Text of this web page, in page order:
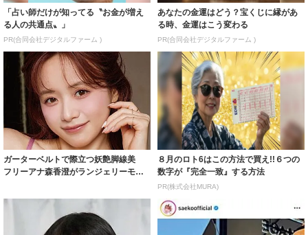
「占い師だけが知ってる〝お金が増え
る人の共通点〟」
PR(合同会社デジタルファーム )
あなたの金運はどう？宝くじに縁があ
る時、金運はこう変わる
PR(合同会社デジタルファーム )
ガーターベルトで際立つ妖艶脚線美
フリーアナ森香澄がランジェリーモデ
８月のロト6はこの方法で買え!!６つの
数字が『完全一致』する方法
PR(株式会社MURA)